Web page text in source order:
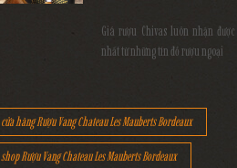
Giá rượu Chivas luôn nhận
nhất từ những tín đồ rượu ngoại
cửa hàng Rượu Vang Chateau Les Mauberts Bordeaux
shop Rượu Vang Chateau Les Mauberts Bordeaux